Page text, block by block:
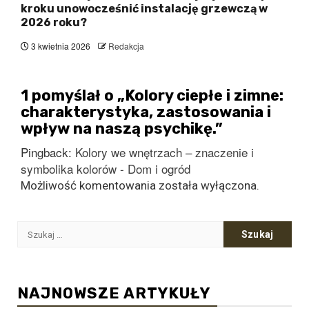
kroku unowocześnić instalację grzewczą w
2026 roku?
3 kwietnia 2026 Redakcja
1 pomyślał o „Kolory ciepłe i zimne:
charakterystyka, zastosowania i
wpływ na naszą psychikę.”
Pingback: Kolory we wnętrzach – znaczenie i
symbolika kolorów - Dom i ogród
Możliwość komentowania została wyłączona.
Szukaj:
NAJNOWSZE ARTYKUŁY